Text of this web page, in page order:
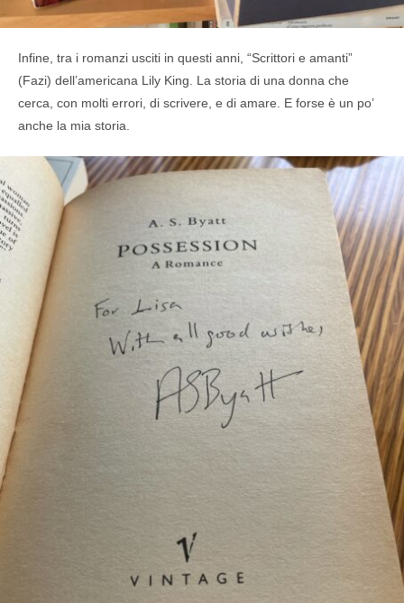
Infine, tra i romanzi usciti in questi anni, “Scrittori e amanti”
(Fazi) dell’americana Lily King. La storia di una donna che
cerca, con molti errori, di scrivere, e di amare. E forse è un po’
anche la mia storia.